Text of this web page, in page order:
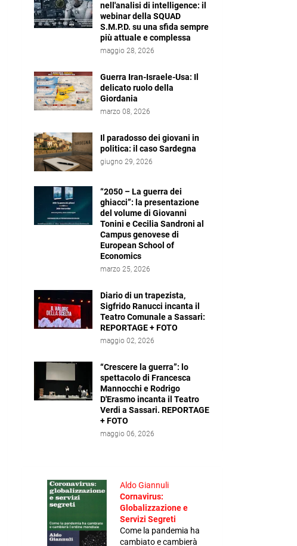
nell'analisi di intelligence: il
webinar della SQUAD
S.M.P.D. su una sfida sempre
più attuale e complessa
maggio 28, 2026
Guerra Iran-Israele-Usa: Il
delicato ruolo della
Giordania
marzo 08, 2026
Il paradosso dei giovani in
politica: il caso Sardegna
giugno 29, 2026
“2050 – La guerra dei
ghiacci”: la presentazione
del volume di Giovanni
Tonini e Cecilia Sandroni al
Campus genovese di
European School of
Economics
marzo 25, 2026
Diario di un trapezista,
Sigfrido Ranucci incanta il
Teatro Comunale a Sassari:
REPORTAGE + FOTO
maggio 02, 2026
“Crescere la guerra”: lo
spettacolo di Francesca
Mannocchi e Rodrigo
D'Erasmo incanta il Teatro
Verdi a Sassari. REPORTAGE
+ FOTO
maggio 06, 2026
Aldo Giannuli
Cornavirus:
Globalizzazione e
Servizi Segreti
Come la pandemia ha
cambiato e cambierà